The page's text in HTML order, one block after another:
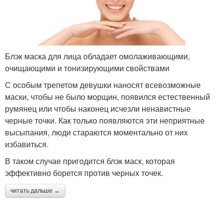
Блэк маска для лица обладает омолаживающими,
очищающими и тонизирующими свойствами
С особым трепетом девушки наносят всевозможные
маски, чтобы не было морщин, появился естественный
румянец или чтобы наконец исчезли ненавистные
черные точки. Как только появляются эти неприятные
высыпания, люди стараются моментально от них
избавиться.
В таком случае пригодится блэк маск, которая
эффективно борется против черных точек.
читать дальше →